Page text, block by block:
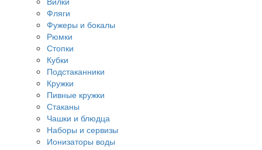
Фляги
Фужеры и бокалы
Рюмки
Стопки
Кубки
Подстаканники
Кружки
Пивные кружки
Стаканы
Чашки и блюдца
Наборы и сервизы
Ионизаторы воды